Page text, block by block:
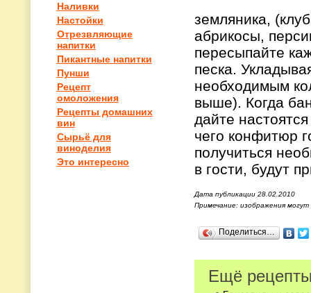
Наливки
Настойки
Отрезвляющие
напитки
Пикантные напитки
Пунши
Рецепт
омоложения
Рецепты домашних
вин
Сырьё для
виноделия
Это интересно
земляника,
абрикосы,
пересыпайте
песка.
необходимым
выше). Когда
дайте
чего конфитюр
получиться
в гости, будут
Дата публикации 28.02.2010
Примечание: изображения
Поделиться…
Ещё